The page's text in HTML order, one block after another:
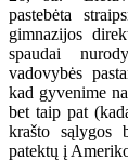
pastebėta
gimnazijos
spaudai
vadovybės
kad gyvenime
bet taip pat
krašto sąlygos
patektų į